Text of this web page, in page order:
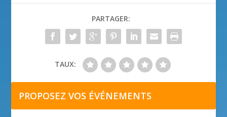
PARTAGER:
TAUX:
PROPOSEZ VOS ÉVÉNEMENTS